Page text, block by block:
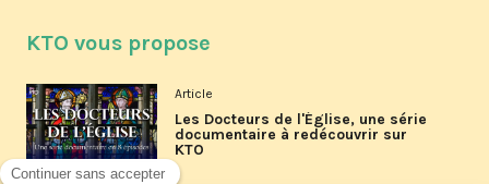
KTO vous propose
Article
Les Docteurs de l'Église, une série
documentaire à redécouvrir sur
KTO